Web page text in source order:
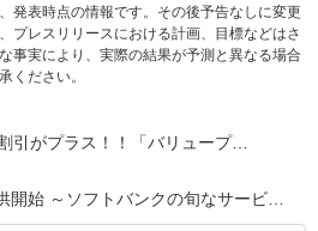
発表時点の情報です。その後予告なしに変更
プレスリリースにおける計画、目標などはさ
事実により、実際の結果が予測と異なる場合
ください。
引がプラス！！「バリュープ…
開始 ～ソフトバンクの旬なサービ…